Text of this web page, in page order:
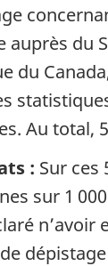
auprès du
du
Au total,
: Sur ces
sur 1
n’avoir